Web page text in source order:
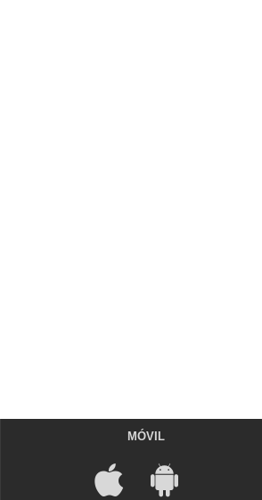
MÓVIL